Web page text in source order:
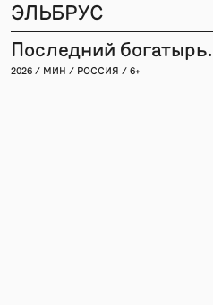
ЭЛЬБРУС
Последний
2026 / МИН / РОССИЯ / 6+